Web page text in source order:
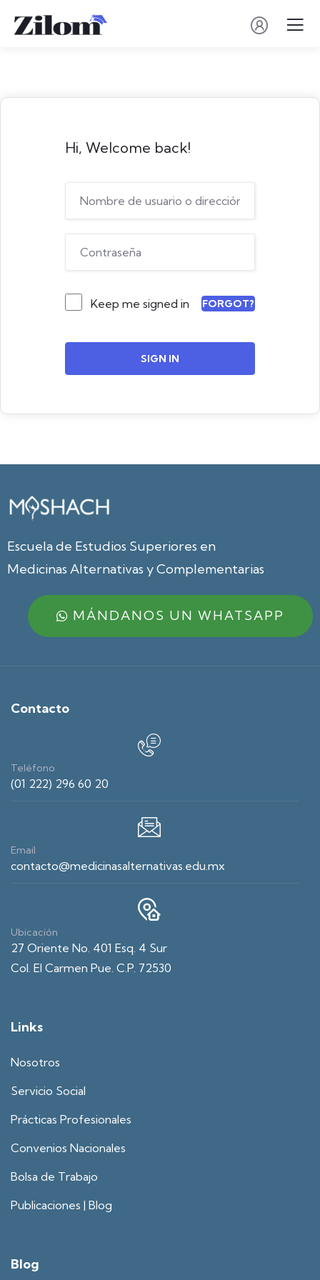
Hi, Welcome back!
Keep me signed in FORGOT?
SIGN IN
Escuela de Estudios Superiores en
Medicinas Alternativas y Complementarias
MÁNDANOS UN WHATSAPP
Contacto
Teléfono
(01 222) 296 60 20
Email
contacto@medicinasalternativas.edu.mx
Ubicación
27 Oriente No. 401 Esq. 4 Sur
Col. El Carmen Pue. C.P. 72530
Links
Nosotros
Servicio Social
Prácticas Profesionales
Convenios Nacionales
Bolsa de Trabajo
Publicaciones | Blog
Blog